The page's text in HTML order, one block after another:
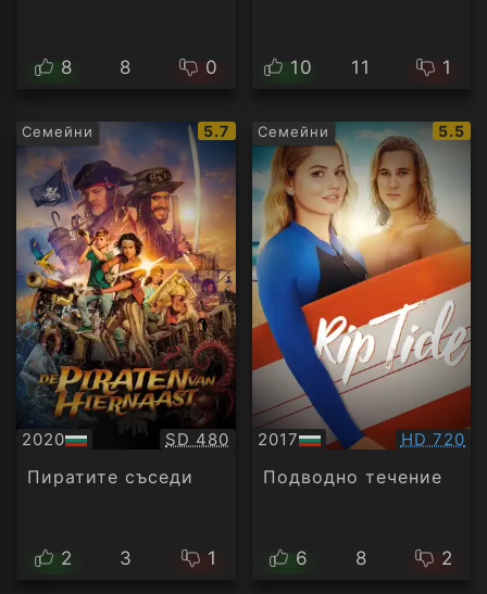
8 8 0 10 11 1
Семейни
IMDb
рейтинг:
5.7
2020
БГ
аудио
Качество:
SD 480
Пиратите съседи
2 3 1
Семейни
IMDb
5.5
2017
БГ
аудио
HD 720
Подводно течение
6 8 2